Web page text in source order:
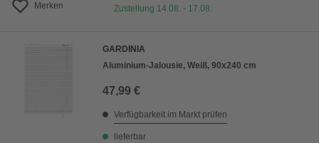
Merken
Zustellung 14.08. - 17.08.
GARDINIA
Aluminium-Jalousie, Weiß, 90x240 cm
47,99 €
Verfügbarkeit im Markt prüfen
lieferbar